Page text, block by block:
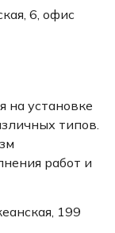
6, офис
на установке
типов.
работ и
199